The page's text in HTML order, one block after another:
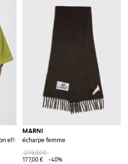
effet délavé
MARNI
écharpe femme
295,00 €
177,00 €
-40%